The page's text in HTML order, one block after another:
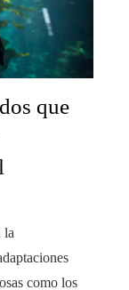
que
la
como los